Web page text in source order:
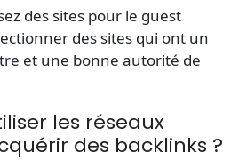
des sites pour le guest
des sites qui ont un
et une bonne autorité de
les réseaux
des backlinks ?